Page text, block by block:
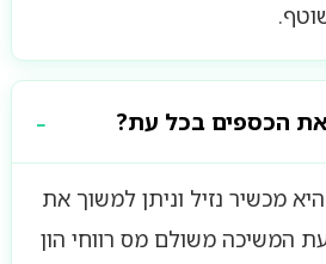
הכספים בכל עת?
מכשיר נזיל וניתן למשוך את
המשיכה משולם מס רווחי הון